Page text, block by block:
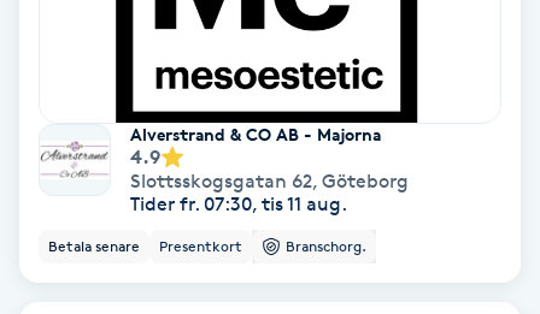
Naglar borttagning
Naglar reparation
Alverstrand & CO AB - Majorna
4.9
Slottsskogsgatan 62, Göteborg
Tider fr. 07:30, tis 11 aug.
Betala senare Presentkort Branschorg.